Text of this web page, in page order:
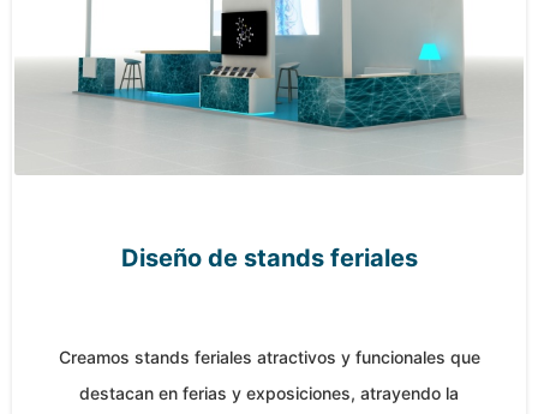
Diseño de stands feriales
Creamos stands feriales atractivos y funcionales que
destacan en ferias y exposiciones, atrayendo la